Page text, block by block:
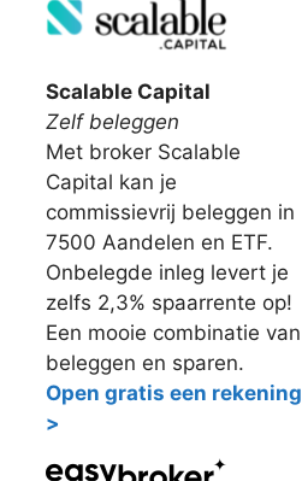
Scalable Capital
Zelf beleggen
Met broker Scalable
Capital kan je
commissievrij beleggen in
7500 Aandelen en ETF.
Onbelegde inleg levert je
zelfs 2,3% spaarrente op!
Een mooie combinatie van
beleggen en sparen.
Open gratis een rekening
>